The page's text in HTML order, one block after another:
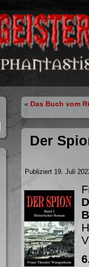
« Das Buch vom
Der
Publiziert 19. Juli